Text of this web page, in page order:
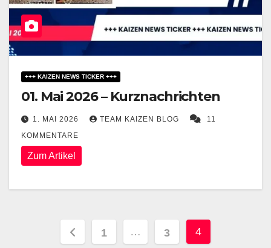
+++ KAIZEN NEWS TICKER +++
01. Mai 2026 – Kurznachrichten
1. MAI 2026 TEAM KAIZEN BLOG
11
KOMMENTARE
Zum Artikel
Seitennummerierung
1 … 3 4